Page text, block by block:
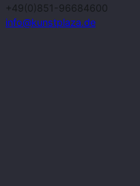
+49(0)851-96684600
info@kunstplaza.de